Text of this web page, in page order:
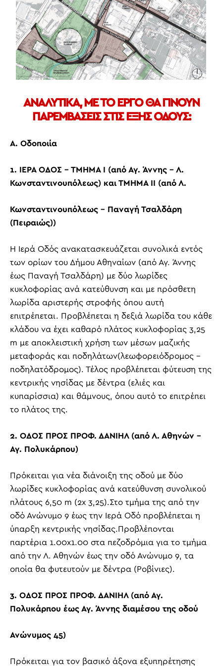
ΑΝΑΛΥΤΙΚΑ, ΜΕ ΤΟ ΕΡΓΟ ΘΑ ΓΙΝΟΥΝ
ΠΑΡΕΜΒΑΣΕΙΣ ΣΤΙΣ ΕΞΗΣ ΟΔΟΥΣ:
Α. Οδοποιία
1. ΙΕΡΑ ΟΔΟΣ – ΤΜΗΜΑ Ι (από Αγ. Άννης – Λ.
Κωνσταντινουπόλεως) και ΤΜΗΜΑ ΙΙ (από Λ.
Κωνσταντινουπόλεως – Παναγή Τσαλδάρη
(Πειραιώς))
Η Ιερά Οδός ανακατασκευάζεται συνολικά εντός
των ορίων του Δήμου Αθηναίων (από Αγ. Άννης
έως Παναγή Τσαλδάρη) με δύο λωρίδες
κυκλοφορίας ανά κατεύθυνση και με πρόσθετη
λωρίδα αριστερής στροφής όπου αυτή
επιτρέπεται. Προβλέπεται η δεξιά λωρίδα του κάθε
κλάδου να έχει καθαρό πλάτος κυκλοφορίας 3,25
m με αποκλειστική χρήση των μέσων μαζικής
μεταφοράς και ποδηλάτων(λεωφορειόδρομος –
ποδηλατόδρομος). Τέλος προβλέπεται φύτευση της
κεντρικής νησίδας με δέντρα (ελιές και
κυπαρίσσια) και θάμνους, όπου αυτό το επιτρέπει
το πλάτος της.
2. ΟΔΟΣ ΠΡΟΣ ΠΡΟΦ. ΔΑΝΙΗΛ (από Λ. Αθηνών –
Αγ. Πολυκάρπου)
Πρόκειται για νέα διάνοιξη της οδού με δύο
λωρίδες κυκλοφορίας ανά κατεύθυνση συνολικού
πλάτους 6,50 m (2x 3,25).Στο τμήμα της από την
οδό Ανώνυμο 9 έως την Ιερά Οδό προβλέπεται η
ύπαρξη κεντρικής νησίδας.Προβλέπονται
παρτέρια 1.00x1.00 στα πεζοδρόμια για το τμήμα
από την Λ. Αθηνών έως την οδό Ανώνυμο 9, τα
οποία θα φυτευτούν με δέντρα (Ροβίνιες).
3. ΟΔΟΣ ΠΡΟΣ ΠΡΟΦ. ΔΑΝΙΗΛ (από Αγ.
Πολυκάρπου έως Αγ. Άννης διαμέσου της οδού
Ανώνυμος 45)
Πρόκειται για τον βασικό άξονα εξυπηρέτησης